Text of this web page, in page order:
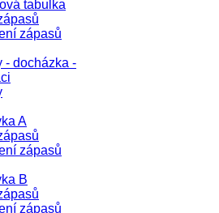
tabulka
zápasů
- docházka -
A
zápasů
B
zápasů